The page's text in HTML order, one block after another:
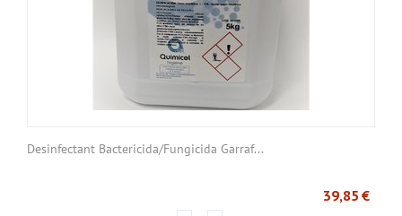
Desinfectant Bactericida/Fungicida Garraf...
39,85 €